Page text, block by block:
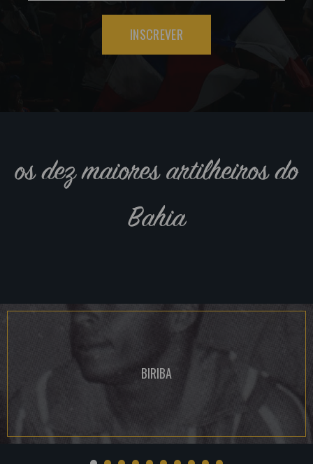
INSCREVER
os dez maiores artilheiros do
Bahia
BIRIBA